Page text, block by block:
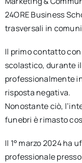
24ORE Business
trasversali in
Il primo contatto
scolastico, durante
professionalmente
risposta negativa.
Nonostante ciò,
funebri è rimasto
Il 1° marzo 2024 ha
professionale